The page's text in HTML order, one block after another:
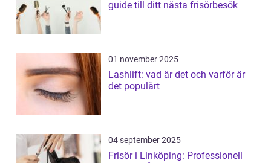
guide till ditt nästa frisörbesök
01 november 2025
Lashlift: vad är det och varför är
det populärt
04 september 2025
Frisör i Linköping: Professionell